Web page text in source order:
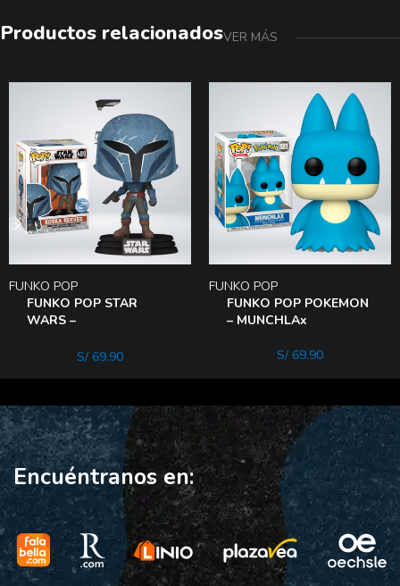
Productos relacionadosVER MÁS
FUNKO POP STAR
WARS –
KOSKA Reeves
FUNKO POP
S/69.90
FUNKO POP POKEMON
– MUNCHLAx
FUNKO POP
S/69.90
Encuéntranos en: